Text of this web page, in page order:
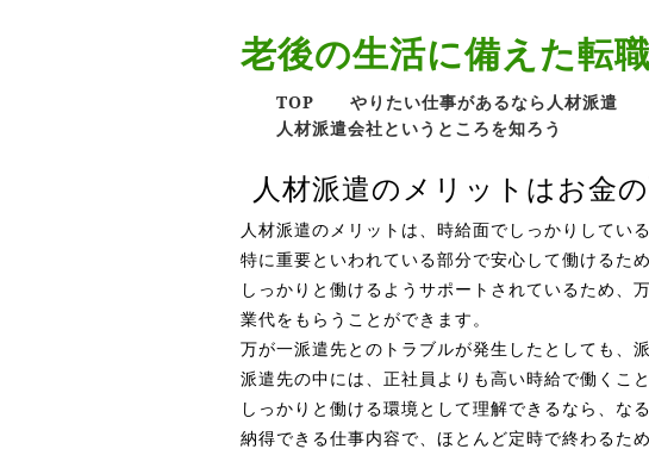
老後の生活に備えた転
TOP やりたい仕事があるなら人材派遣
人材派遣会社というところを知ろう
人材派遣のメリットはお金
人材派遣のメリットは、時給面でしっかりしてい
特に重要といわれている部分で安心して働けるた
しっかりと働けるようサポートされているため、
業代をもらうことができます。
万が一派遣先とのトラブルが発生したとしても、
派遣先の中には、正社員よりも高い時給で働くこ
しっかりと働ける環境として理解できるなら、な
納得できる仕事内容で、ほとんど定時で終わるた